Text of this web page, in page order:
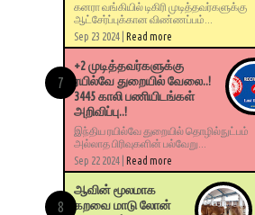
கனரா வங்கியில் டிகிரி முடித்தவர்களுக்கு
ஆட்சேர்ப்புக்கான விண்ணப்பம்...
Sep 23 2024 | Read more
+2 முடித்தவர்களுக்கு
ரயில்வே துறையில் வேலை..!
3445 காலி பணியிடங்கள்
அறிவிப்பு..!
இந்திய ரயில்வே துறையில் தொழில்நுட்பம்
அல்லாத பிரிவுகளின் பல்வேறு...
Sep 22 2024 | Read more
ஆவின் மூலமாக
கறவை மாடு லோன்